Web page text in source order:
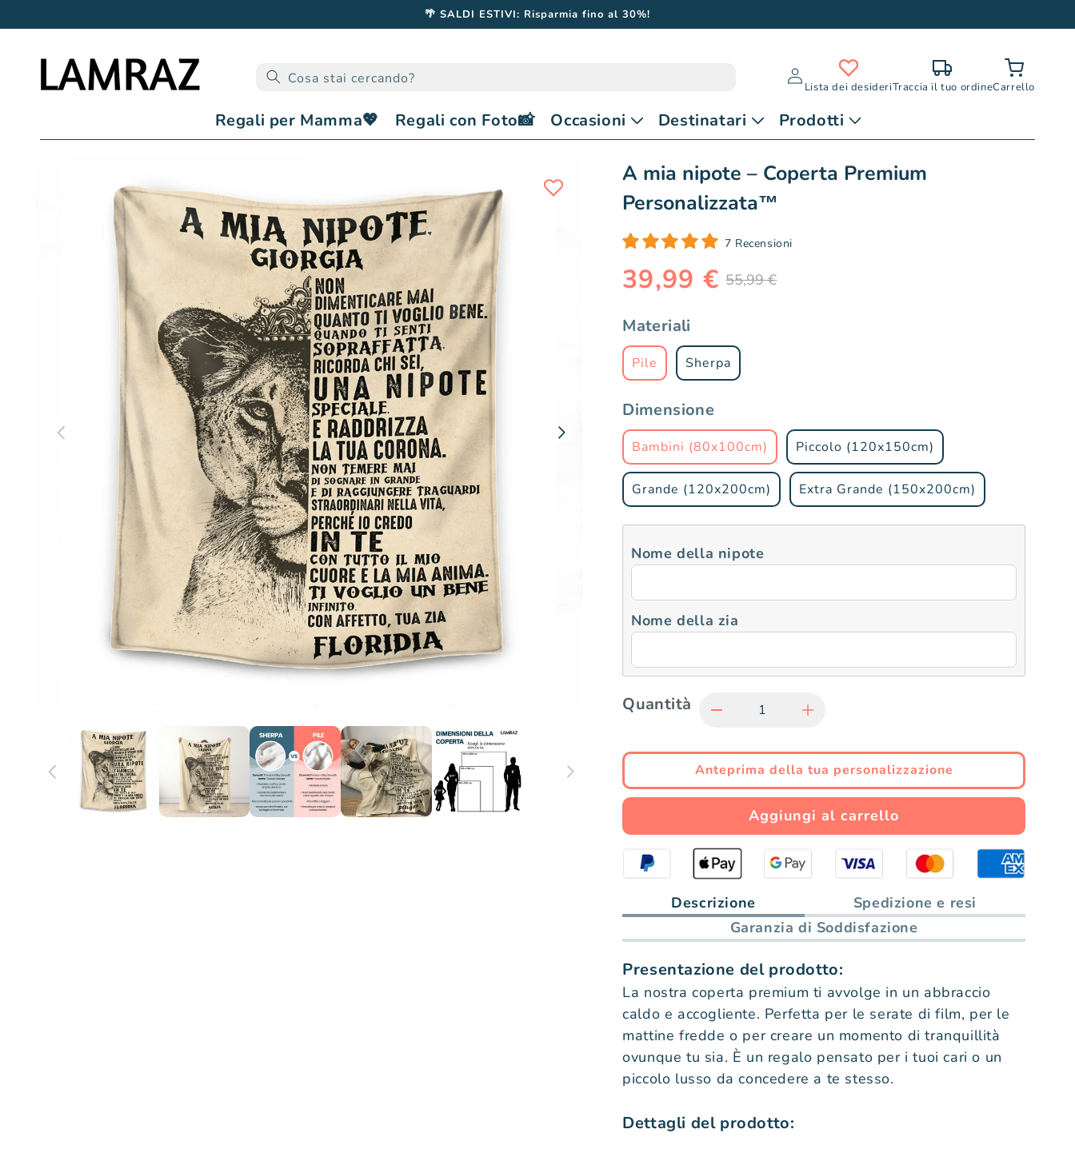
ai contenuti
🌴 SALDI ESTIVI: Risparmia fino al 30%!
Cosa stai cercando?
Accedi
Lista dei desideriTraccia il tuo ordineCarrello
Regali per Mamma💖 Regali con Foto📸 Occasioni Destinatari Prodotti
sul prodotto
A mia nipote – Coperta Premium
Personalizzata™
7 Recensioni
Prezzo
39,99 €
Prezzo
listino
55,99 €
Materiali
Pile Sherpa
Dimensione
Bambini (80x100cm) Piccolo (120x150cm)
Grande (120x200cm) Extra Grande (150x200cm)
Nome della nipote
Nome della zia
Quantità
quantità
per
A
mia
nipote
–
Coperta
Premium
Personalizzata™
quantità
per
A
–
Coperta
Premium
Personalizzata™
Anteprima della tua personalizzazione
Aggiungi al carrello
Descrizione
Spedizione e resi
Garanzia di Soddisfazione
Presentazione del prodotto:
La nostra coperta premium ti avvolge in un abbraccio
caldo e accogliente. Perfetta per le serate di film, per le
mattine fredde o per creare un momento di tranquillità
ovunque tu sia. È un regalo pensato per i tuoi cari o un
piccolo lusso da concedere a te stesso.
Dettagli del prodotto: